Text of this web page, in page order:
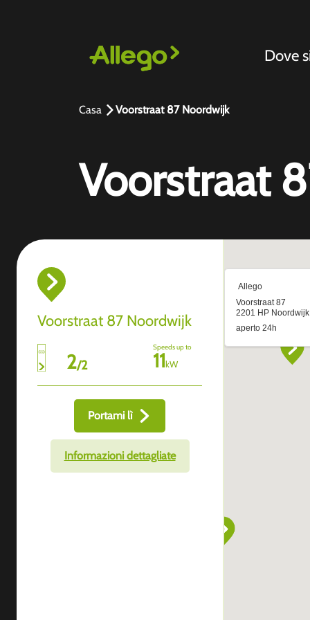
Dove
Casa Voorstraat 87 Noordwijk
Voorstraat
Voorstraat 87 Noordwijk
2/2
Speeds up to
11kW
Portami lì
Informazioni dettagliate